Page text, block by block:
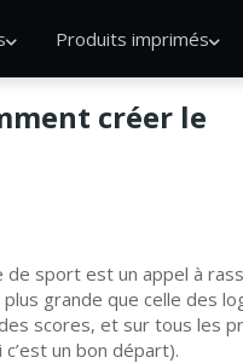
Produits imprimés
créer le
sport est un appel à
grande que celle des
scores, et sur tous les
un bon départ).